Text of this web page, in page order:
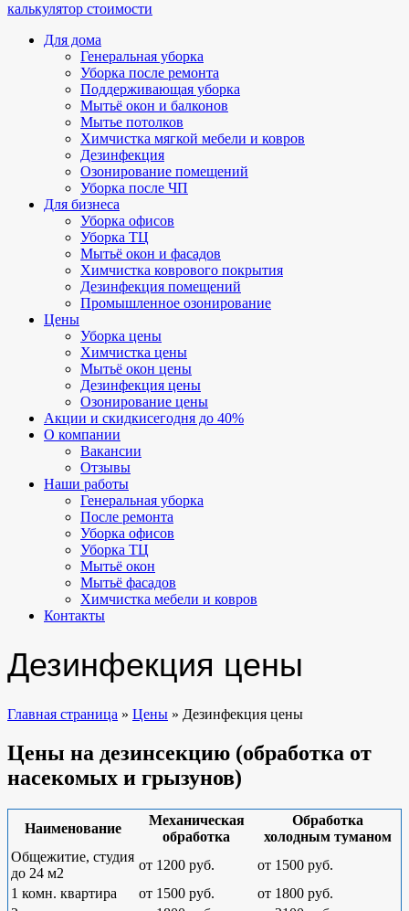
калькулятор стоимости
Для дома
Генеральная уборка
Уборка после ремонта
Поддерживающая уборка
Мытьё окон и балконов
Мытье потолков
Химчистка мягкой мебели и ковров
Дезинфекция
Озонирование помещений
Уборка после ЧП
Для бизнеса
Уборка офисов
Уборка ТЦ
Мытьё окон и фасадов
Химчистка коврового покрытия
Дезинфекция помещений
Промышленное озонирование
Цены
Уборка цены
Химчистка цены
Мытьё окон цены
Дезинфекция цены
Озонирование цены
Акции и скидкисегодня до 40%
О компании
Вакансии
Отзывы
Наши работы
Генеральная уборка
После ремонта
Уборка офисов
Уборка ТЦ
Мытьё окон
Мытьё фасадов
Химчистка мебели и ковров
Контакты
Дезинфекция цены
Главная страница » Цены » Дезинфекция цены
Цены на дезинсекцию (обработка от
насекомых и грызунов)
Наименование
Механическая
обработка
Обработка
холодным туманом
Общежитие, студия
до 24 м2
от 1200 руб.
от 1500 руб.
1 комн. квартира
от 1500 руб.
от 1800 руб.